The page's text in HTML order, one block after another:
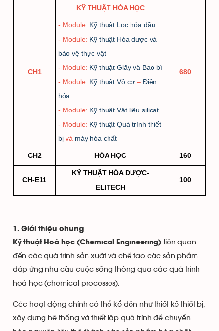
CH1
KỸ THUẬT HÓA HỌC
680
- Module: Kỹ thuật Lọc hóa dầu
- Module: Kỹ thuật Hóa dược và
bảo vệ thực vật
- Module: Kỹ thuật Giấy và Bao bì
- Module: Kỹ thuật Vô cơ – Điện
hóa
- Module: Kỹ thuật Vật liệu silicat
- Module: Kỹ thuật Quá trình thiết
bị và máy hóa chất
CH2 HÓA HỌC 160
CH-E11
KỸ THUẬT HÓA DƯỢC-
ELITECH
100
1. Giới thiệu chung
Kỹ thuật Hoá học (Chemical Engineering) liên quan
đến các quá trình sản xuất và chế tạo các sản phẩm
đáp ứng nhu cầu cuộc sống thông qua các quá trình
hoá học (chemical processes).
Các hoạt động chính có thể kể đến như thiết kế thiết bị,
xây dựng hệ thống và thiết lập quá trình để chuyển